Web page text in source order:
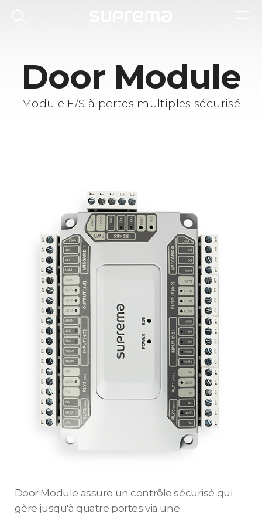
Door Module
Module E/S à portes multiples sécurisé
Door Module assure un contrôle sécurisé qui
gère jusqu'à quatre portes via une